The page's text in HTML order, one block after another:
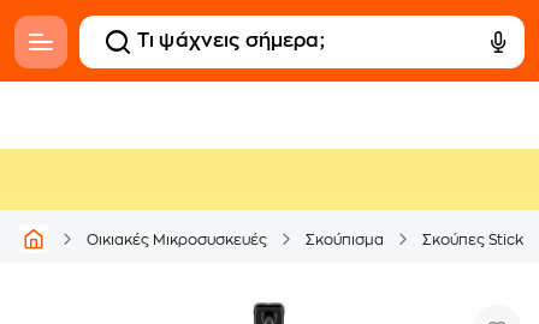
Οικιακές Μικροσυσκευές Σκούπισμα Σκούπες Stick